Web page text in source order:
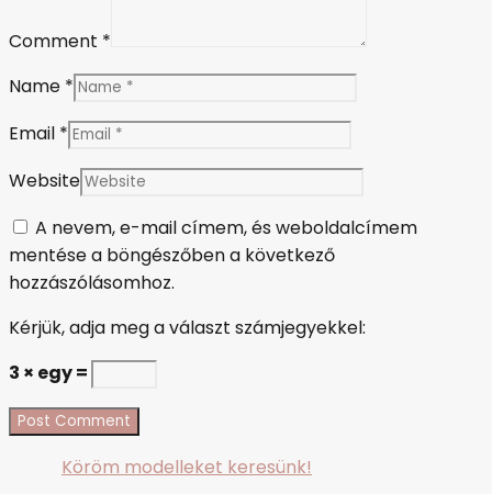
Comment *
Name *
Email *
Website
A nevem, e-mail címem, és weboldalcímem
mentése a böngészőben a következő
hozzászólásomhoz.
Kérjük, adja meg a választ számjegyekkel:
3 × egy =
Köröm modelleket keresünk!